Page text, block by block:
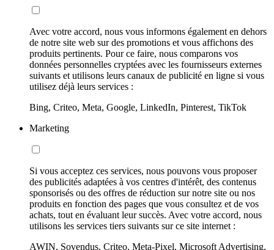
Avec votre accord, nous vous informons également en dehors
de notre site web sur des promotions et vous affichons des
produits pertinents. Pour ce faire, nous comparons vos
données personnelles cryptées avec les fournisseurs externes
suivants et utilisons leurs canaux de publicité en ligne si vous
utilisez déjà leurs services :
Bing, Criteo, Meta, Google, LinkedIn, Pinterest, TikTok
Marketing
Si vous acceptez ces services, nous pouvons vous proposer
des publicités adaptées à vos centres d'intérêt, des contenus
sponsorisés ou des offres de réduction sur notre site ou nos
produits en fonction des pages que vous consultez et de vos
achats, tout en évaluant leur succès. Avec votre accord, nous
utilisons les services tiers suivants sur ce site internet :
AWIN, Sovendus, Criteo, Meta-Pixel, Microsoft Advertising,